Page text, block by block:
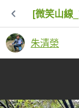
朱清榮